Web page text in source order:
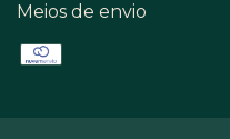
Meios de envio